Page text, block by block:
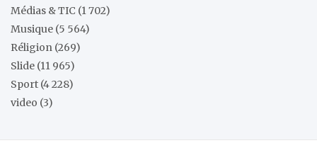
Médias & TIC (1 702)
Musique (5 564)
Réligion (269)
Slide (11 965)
Sport (4 228)
video (3)